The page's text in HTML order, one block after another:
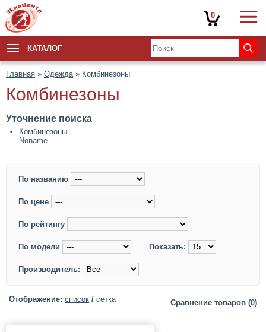
КАТАЛОГ
Главная » Одежда» Комбинезоны
Комбинезоны
Уточнение поиска
Комбинезоны
Noname
По названию
По цене
По рейтингу
По модели Показать:
Производитель:
Сравнение товаров (0)
Отображение: список / сетка
0